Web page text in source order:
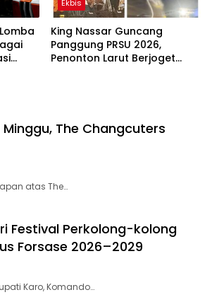
Ekbis
King Nassar Guncang
Panggung PRSU 2026,
Penonton Larut Berjoget
The Changcuters
atas The…
Festival Perkolong-kolong
Forsase 2026–2029
Karo, Komando…